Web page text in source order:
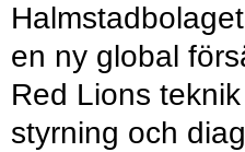
en ny global
Red Lions
styrning och